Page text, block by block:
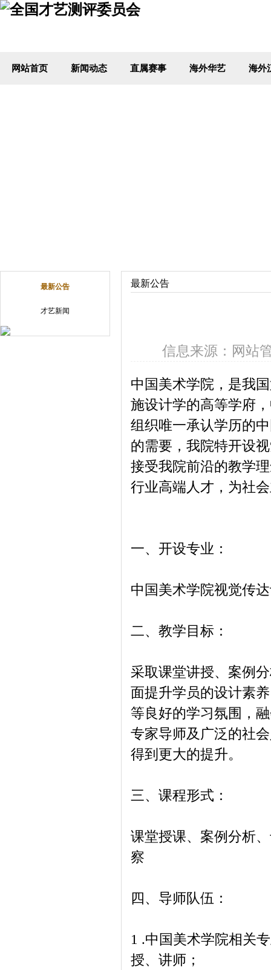
网站首页 新闻动态 直属赛事 海外华艺 海外
最新公告
才艺新闻
最新公告
信息来源：网站
中国美术学院，是我
施设计学的高等学府
组织唯一承认学历的
的需要，我院特开设
接受我院前沿的教学
行业高端人才，为社
一、开设专业：
中国美术学院视觉传
二、教学目标：
采取课堂讲授、案例
面提升学员的设计素
等良好的学习氛围，
专家导师及广泛的社
得到更大的提升。
三、课程形式：
课堂授课、案例分析
察
四、导师队伍：
1 .中国美术学院相关
授、讲师；